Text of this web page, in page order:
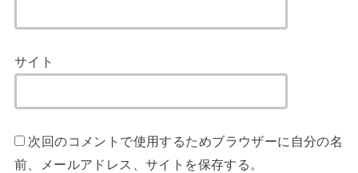
サイト
次回のコメントで使用するためブラウザーに自分の名
前、メールアドレス、サイトを保存する。